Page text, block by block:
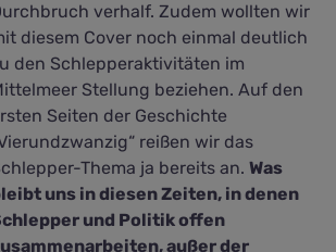
verhalf. Zudem wollten wir
diesem Cover noch einmal deutlich
den Schlepperaktivitäten im
Stellung beziehen. Auf den
Seiten der Geschichte
reißen wir das
Thema ja bereits an.Was
uns in diesen Zeiten, in denen
und Politik offen
außer der